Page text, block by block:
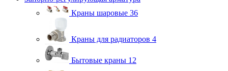
Краны шаровые 36
Краны для радиаторов 4
Бытовые краны 12